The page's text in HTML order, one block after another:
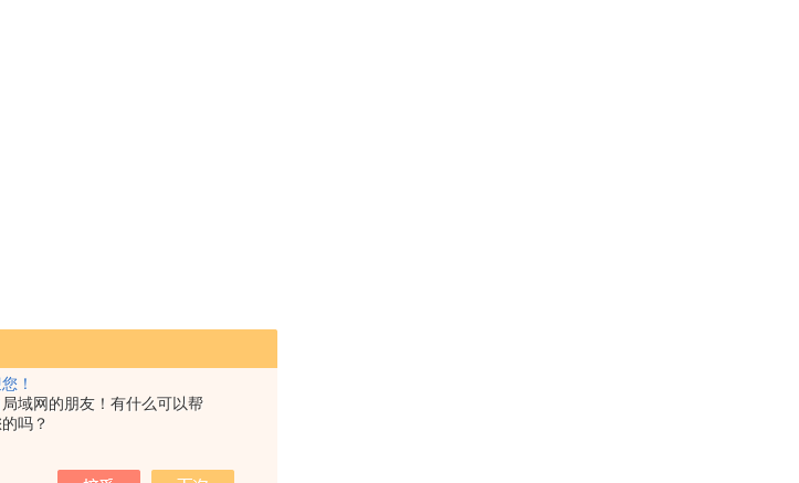
！
域网的朋友！有什么可以帮
吗？